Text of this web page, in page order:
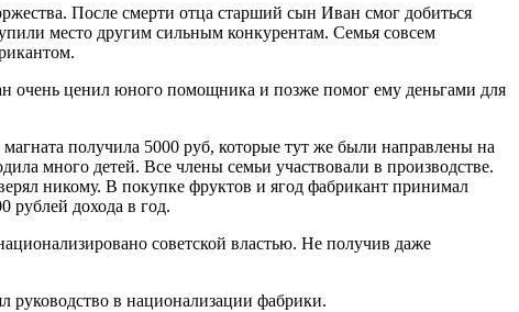
После смерти отца старший сын Иван смог добиться
место другим сильным конкурентам. Семья совсем
очень ценил юного помощника и позже помог ему деньгами для
получила 5000 руб, которые тут же были направлены на
много детей. Все члены семьи участвовали в производстве.
никому. В покупке фруктов и ягод фабрикант принимал
рублей дохода в год.
советской властью. Не получив даже
руководство в национализации фабрики.